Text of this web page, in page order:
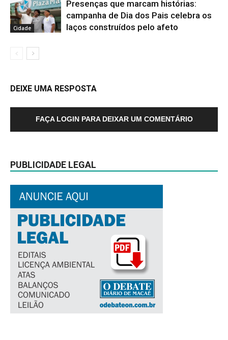
Cidade
Presenças que marcam histórias:
campanha de Dia dos Pais celebra os
laços construídos pelo afeto
DEIXE UMA RESPOSTA
FAÇA LOGIN PARA DEIXAR UM COMENTÁRIO
PUBLICIDADE LEGAL